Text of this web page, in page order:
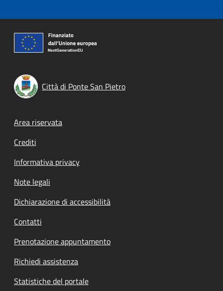
Città di Ponte San Pietro
Footer menu
Area riservata
Crediti
Informativa privacy
Note legali
Dichiarazione di accessibilità
Contatti
Prenotazione appuntamento
Richiedi assistenza
Statistiche del portale